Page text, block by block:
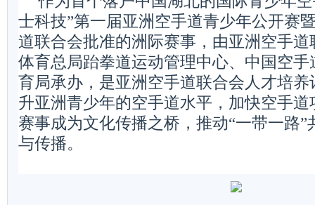
士科技”第一届亚洲空手道青少年公开赛
道联合会批准的洲际赛事，由亚洲空手
体育总局跆拳道运动管理中心、中国空
育局承办，是亚洲空手道联合会人才培
升亚洲青少年的空手道水平，加快空手
赛事成为文化传播之桥，推动“一带一路”
与传播。